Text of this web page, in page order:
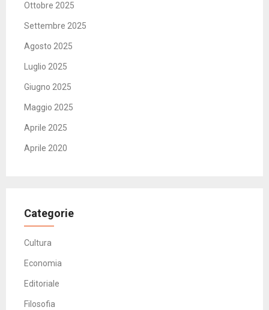
Ottobre 2025
Settembre 2025
Agosto 2025
Luglio 2025
Giugno 2025
Maggio 2025
Aprile 2025
Aprile 2020
Categorie
Cultura
Economia
Editoriale
Filosofia